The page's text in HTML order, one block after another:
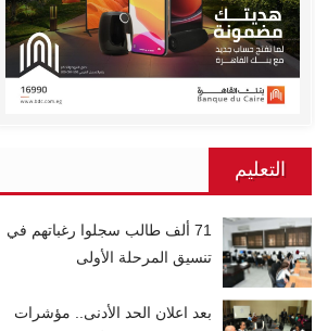
التعليم
71 ألف طالب سجلوا رغباتهم في
تنسيق المرحلة الأولى
بعد اعلان الحد الأدنى.. مؤشرات